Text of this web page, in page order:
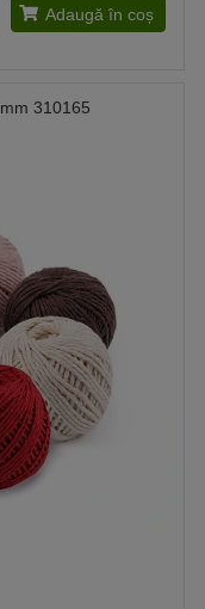
Adaugă în coș
310165